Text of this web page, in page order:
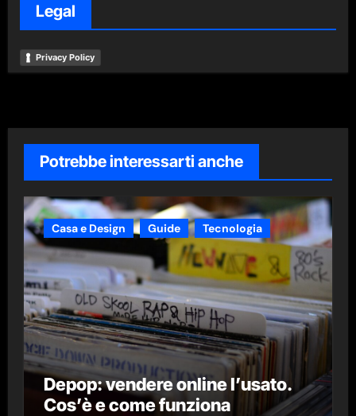
Legal
Privacy Policy
Potrebbe interessarti anche
Casa e Design Guide Tecnologia
Depop: vendere online l’usato.
Cos’è e come funziona